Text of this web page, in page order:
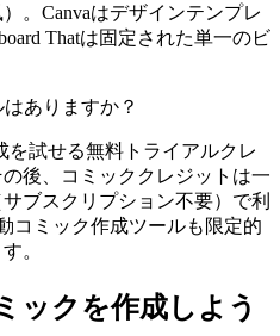
。Canvaはデザインテンプレ
Thatは固定された単一のビ
ありますか？
を試せる無料トライアルクレ
後、コミッククレジットは一
ブスクリプション不要）で利
コミック作成ツールも限定的
。
ックを作成しよう